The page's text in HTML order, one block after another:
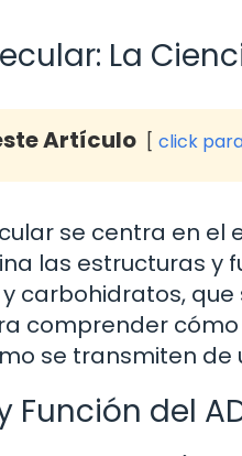
La
Artículo click
se centra en el
las estructuras y
carbohidratos,
comprender
se transmiten de
Función del